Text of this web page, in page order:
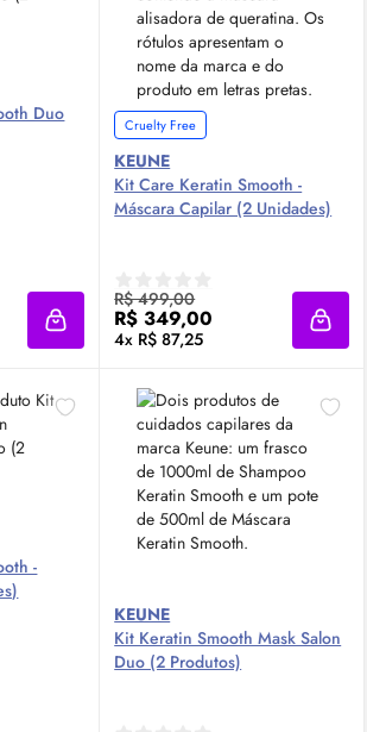
Duo
Adicionar à sacola
Cruelty Free
KEUNE
Kit Care Keratin Smooth -
Máscara Capilar (2 Unidades)
R$ 499,00
R$ 349,00
4x R$ 87,25
-
KEUNE
Kit Keratin Smooth Mask Salon
Duo (2 Produtos)